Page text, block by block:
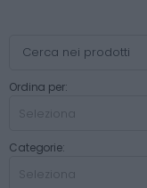
Ordina per:
Categorie: